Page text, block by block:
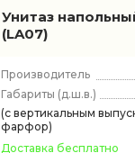
Унитаз
(LA07)
Производитель
Габариты (д.ш.в.)
(с вертикальным
фарфор)
Доставка бесплатно